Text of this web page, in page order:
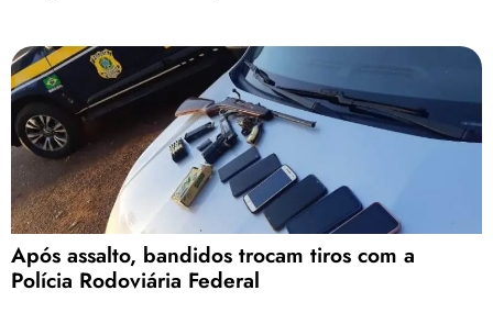
Após assalto, bandidos trocam tiros com a
Polícia Rodoviária Federal